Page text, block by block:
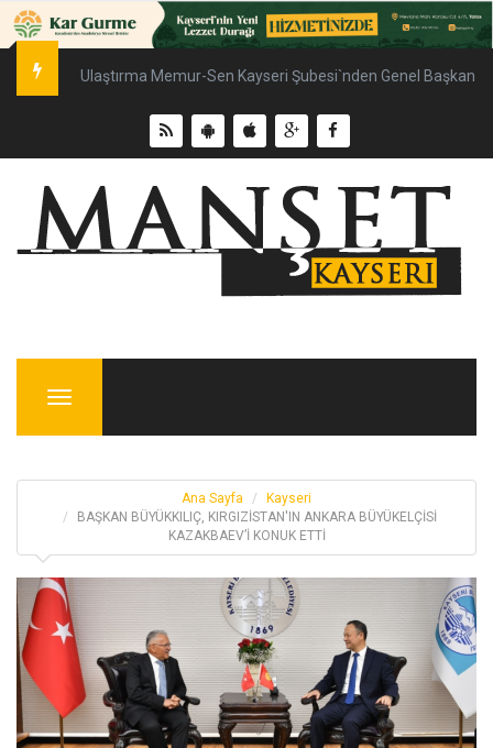
Ulaştırma Memur-Sen Kayseri Şubesi`nden Genel Başkan
Menu
Ana Sayfa
Kayseri
BAŞKAN BÜYÜKKILIÇ, KIRGIZİSTAN'IN ANKARA BÜYÜKELÇİSİ
KAZAKBAEV’İ KONUK ETTİ